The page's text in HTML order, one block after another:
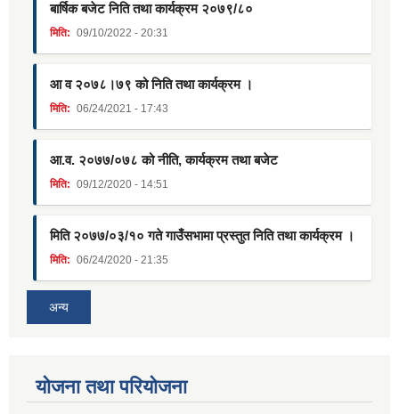
बार्षिक बजेट निति तथा कार्यक्रम २०७९/८०
मिति: 09/10/2022 - 20:31
आ व २०७८।७९ को निति तथा कार्यक्रम ।
मिति: 06/24/2021 - 17:43
आ.व. २०७७/०७८ को नीति, कार्यक्रम तथा बजेट
मिति: 09/12/2020 - 14:51
मिति २०७७/०३/१० गते गाउँसभामा प्रस्तुत निति तथा कार्यक्रम ।
मिति: 06/24/2020 - 21:35
अन्य
याेजना तथा परियाेजना